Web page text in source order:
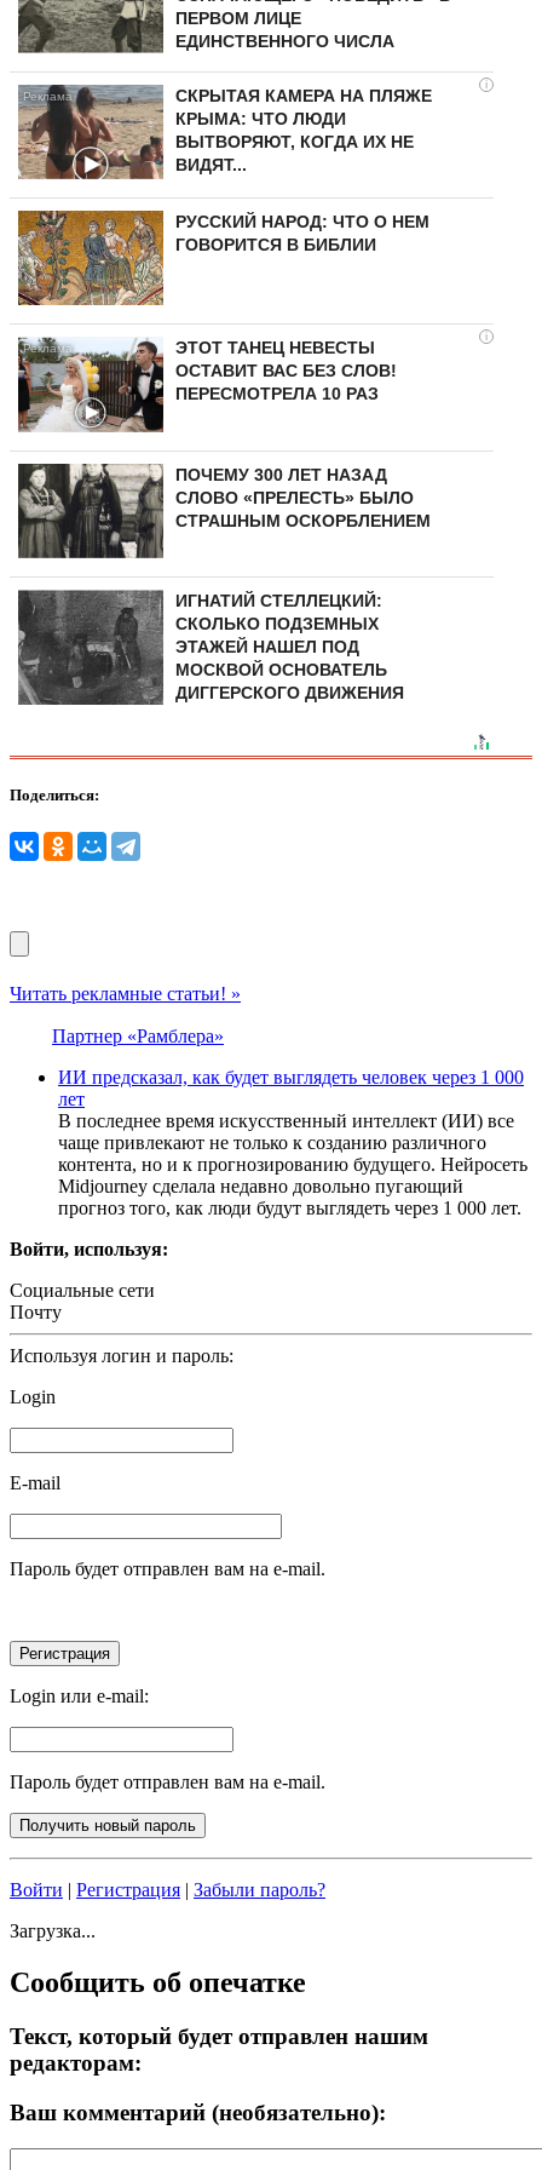
ПЕРВОМ ЛИЦЕ
ЕДИНСТВЕННОГО ЧИСЛА
i
СКРЫТАЯ КАМЕРА НА ПЛЯЖЕ
КРЫМА: ЧТО ЛЮДИ
ВЫТВОРЯЮТ, КОГДА ИХ НЕ
ВИДЯТ...
РУССКИЙ НАРОД: ЧТО О НЕМ
ГОВОРИТСЯ В БИБЛИИ
i
ЭТОТ ТАНЕЦ НЕВЕСТЫ
ОСТАВИТ ВАС БЕЗ СЛОВ!
ПЕРЕСМОТРЕЛА 10 РАЗ
ПОЧЕМУ 300 ЛЕТ НАЗАД
СЛОВО «ПРЕЛЕСТЬ» БЫЛО
СТРАШНЫМ ОСКОРБЛЕНИЕМ
ИГНАТИЙ СТЕЛЛЕЦКИЙ:
СКОЛЬКО ПОДЗЕМНЫХ
ЭТАЖЕЙ НАШЕЛ ПОД
МОСКВОЙ ОСНОВАТЕЛЬ
ДИГГЕРСКОГО ДВИЖЕНИЯ
Поделиться:
Читать рекламные статьи! »
Партнер «Рамблера»
ИИ предсказал, как будет выглядеть человек через 1 000
лет
В последнее время искусственный интеллект (ИИ) все
чаще привлекают не только к созданию различного
контента, но и к прогнозированию будущего. Нейросеть
Midjourney сделала недавно довольно пугающий
прогноз того, как люди будут выглядеть через 1 000 лет.
Войти, используя:
Социальные сети
Почту
Используя логин и пароль:
Login
E-mail
Пароль будет отправлен вам на e-mail.
Login или e-mail:
Пароль будет отправлен вам на e-mail.
Войти | Регистрация | Забыли пароль?
Загрузка...
Сообщить об опечатке
Текст, который будет отправлен нашим
редакторам:
Ваш комментарий (необязательно):